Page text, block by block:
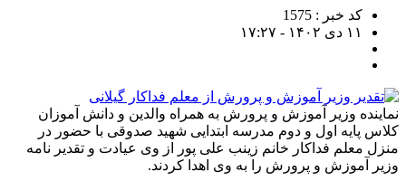
کد خبر : 1575
۱۱ دی ۱۴۰۲ - ۱۷:۲۷
نماینده وزیر آموزش و پرورش به همراه والدین و دانش آموزان
کلاس پایه اول و دوم مدرسه ابتدایی شهید صدوقی با حضور در
منزل معلم فداکار خانم زینب علی پور از وی عیادت و تقدیر نامه
وزیر آموزش و پرورش را به وی اهدا کردند.